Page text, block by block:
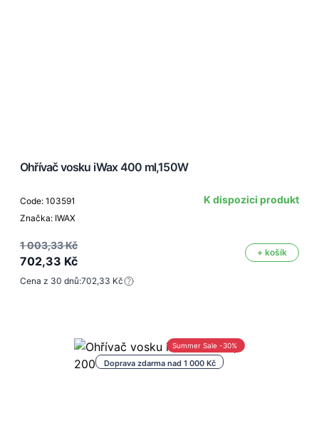
Ohřívač vosku iWax 400 ml,150W
Code: 103591
Značka: IWAX
K dispozici produkt
1 003,33 Kč
702,33 Kč
+ košík
Cena z 30 dnů:702,33 Kč
Doprava zdarma nad 1 000 Kč
Summer Sale -30%